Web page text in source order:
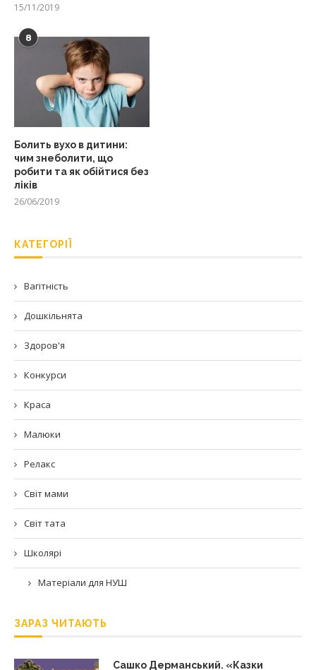
15/11/2019
8
Болить вухо в дитини:
чим знеболити, що
робити та як обійтися без
ліків
26/06/2019
КАТЕГОРІЇ
Вагітність
Дошкільнята
Здоров'я
Конкурси
Краса
Малюки
Релакс
Світ мами
Світ тата
Школярі
Матеріали для НУШ
ЗАРАЗ ЧИТАЮТЬ
Сашко Дерманський. «Казки